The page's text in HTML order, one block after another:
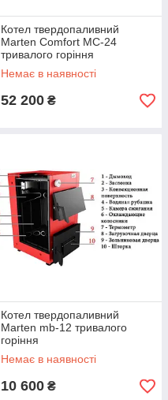
Котел твердопаливний
Marten Comfort MC-24
тривалого горіння
Немає в наявності
52 200 ₴
Котел твердопаливний
Marten mb-12 тривалого
горіння
Немає в наявності
10 600 ₴